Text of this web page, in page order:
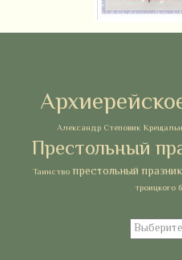
Александр Степовик
Престольный
Таинство престольный празник
троицкого
Архивы